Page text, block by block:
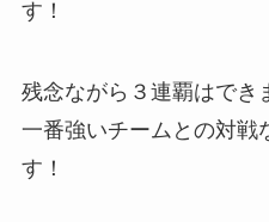
す！
残念ながら３連覇はでき
一番強いチームとの対戦
す！